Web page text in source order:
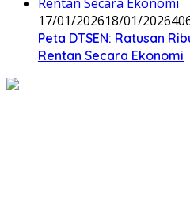
17/01/202618/01/2026
‎Peta DTSEN: Ratusan
Rentan Secara Ekonomi